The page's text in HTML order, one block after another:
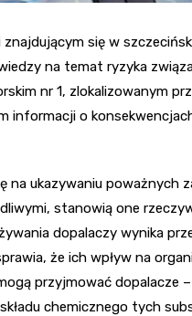
się w
na temat ryzyka
nr 1, zlokalizowanym
informacji o
na ukazywaniu poważnych
stanowią one
dopalaczy wynika
że ich wpływ na
przyjmować dopalacze
chemicznego tych